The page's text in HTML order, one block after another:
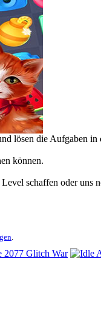
lösen die Aufgaben
können.
schaffen oder